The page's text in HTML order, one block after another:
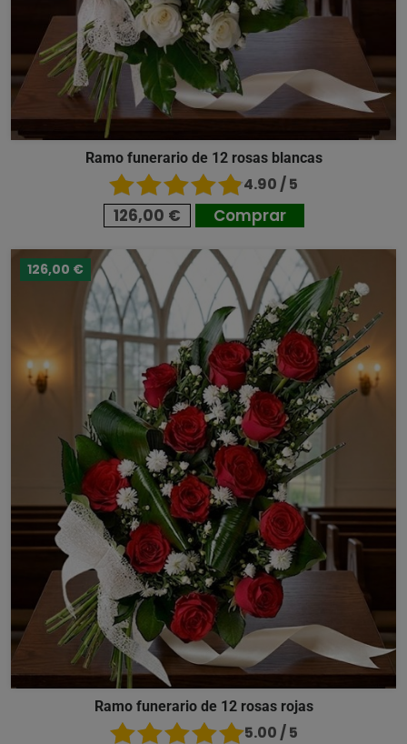
Ramo funerario de 12 rosas blancas
4.90 / 5
126,00 € Comprar
126,00 €
Ramo funerario de 12 rosas rojas
5.00 / 5